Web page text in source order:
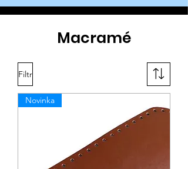
Macramé
Filtr
Novinka